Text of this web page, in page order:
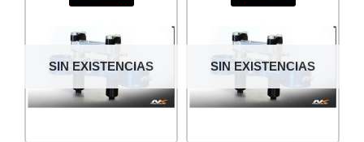
SIN EXISTENCIAS SIN EXISTENCIAS